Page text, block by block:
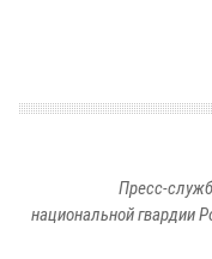
Пресс-
национальной гвардии